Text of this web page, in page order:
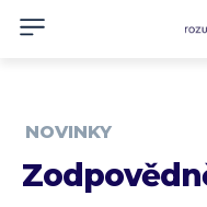
NOVINKY